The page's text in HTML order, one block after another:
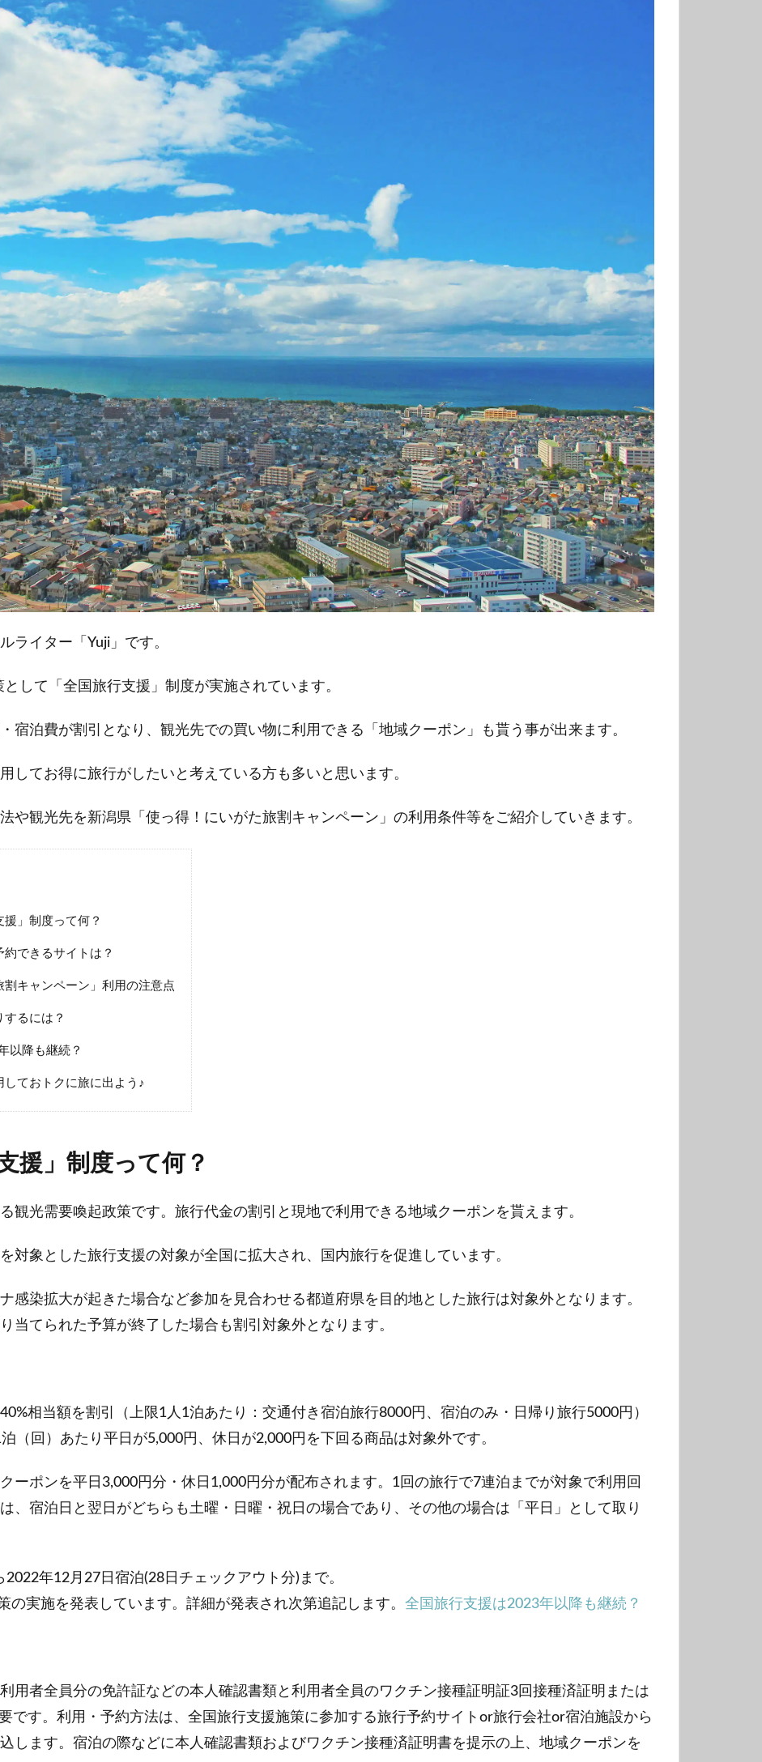
ライター「Yuji」です。
して「全国旅行支援」制度が実施されています。
宿泊費が割引となり、観光先での買い物に利用できる「地域クーポン」も貰う事が出来ます。
してお得に旅行がしたいと考えている方も多いと思います。
や観光先を新潟県「使っ得！にいがた旅割キャンペーン」の利用条件等をご紹介していきます。
」制度って何？
できるサイトは？
割キャンペーン」利用の注意点
するには？
以降も継続？
しておトクに旅に出よう♪
援」制度って何？
観光需要喚起政策です。旅行代金の割引と現地で利用できる地域クーポンを貰えます。
対象とした旅行支援の対象が全国に拡大され、国内旅行を促進しています。
感染拡大が起きた場合など参加を見合わせる都道府県を目的地とした旅行は対象外となります。
当てられた予算が終了した場合も割引対象外となります。
相当額を割引（上限1人1泊あたり：交通付き宿泊旅行8000円、宿泊のみ・日帰り旅行5000円）
（回）あたり平日が5,000円、休日が2,000円を下回る商品は対象外です。
ーポンを平日3,000円分・休日1,000円分が配布されます。1回の旅行で7連泊までが対象で利用回
、宿泊日と翌日がどちらも土曜・日曜・祝日の場合であり、その他の場合は「平日」として取り
年12月27日宿泊(28日チェックアウト分)まで。
実施を発表しています。詳細が発表され次第追記します。 全国旅行支援は2023年以降も継続？
用者全員分の免許証などの本人確認書類と利用者全員のワクチン接種証明証3回接種済証明または
です。利用・予約方法は、全国旅行支援施策に参加する旅行予約サイトor旅行会社or宿泊施設から
します。宿泊の際などに本人確認書類およびワクチン接種済証明書を提示の上、地域クーポンを